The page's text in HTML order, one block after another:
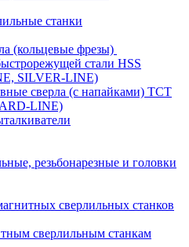
станки
(кольцевые фрезы)
стали HSS
SILVER-LINE)
сверла (с напайками) ТСТ
LINE)
резьбонарезные и головки
сверлильных станков
сверлильным станкам